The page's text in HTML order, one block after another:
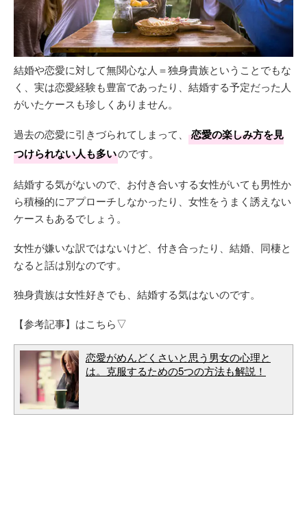
結婚や恋愛に対して無関心な人＝独身貴族ということでもな
く、実は恋愛経験も豊富であったり、結婚する予定だった人
がいたケースも珍しくありません。
過去の恋愛に引きづられてしまって、
恋愛の楽しみ方を見
つけられない人も多いのです。
結婚する気がないので、お付き合いする女性がいても男性か
ら積極的にアプローチしなかったり、女性をうまく誘えない
ケースもあるでしょう。
女性が嫌いな訳ではないけど、付き合ったり、結婚、同棲と
なると話は別なのです。
独身貴族は女性好きでも、結婚する気はないのです。
【参考記事】はこちら▽
恋愛がめんどくさいと思う男女の心理と
は。克服するための5つの方法も解説！